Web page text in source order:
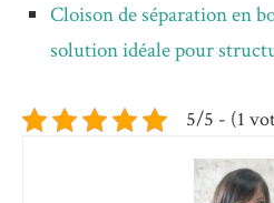
Cloison de séparation en
solution idéale pour
5/5 - (1